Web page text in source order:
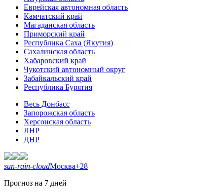
Еврейская автономная область
Камчатский край
Магаданская область
Приморский край
Республика Саха (Якутия)
Сахалинская область
Хабаровский край
Чукотский автономный округ
Забайкальский край
Республика Бурятия
Весь Донбасс
Запорожская область
Херсонская область
ЛНР
ДНР
sun-rain-cloudМосква+28
Прогноз на 7 дней